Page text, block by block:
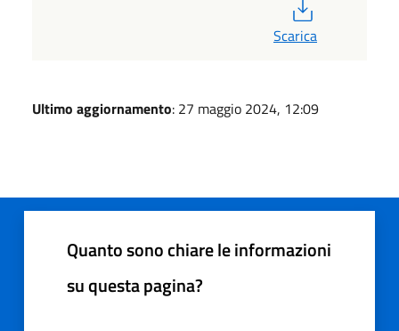
Scarica
Ultimo aggiornamento: 27 maggio 2024, 12:09
Quanto sono chiare le informazioni
su questa pagina?